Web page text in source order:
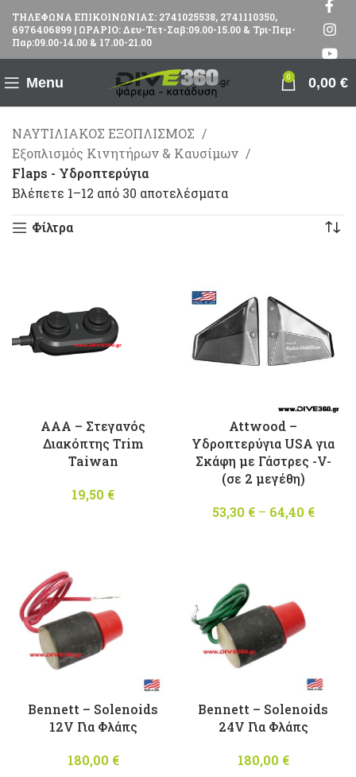
ΤΗΛΕΦΩΝΑ ΕΠΙΚΟΙΝΩΝΙΑΣ: 2741025538, 2741110350,
6976406899 | ΩΡΑΡΙΟ: Δευ-Τετ-Σαβ:09.00-15.00 & Τρι-Πεμ-
Παρ:09.00-14.00 & 17.00-21.00
Menu 0 0,00 €
ΝΑΥΤΙΛΙΑΚΟΣ ΕΞΟΠΛΙΣΜΟΣ
Εξοπλισμός Κινητήρων & Καυσίμων
Flaps - Υδροπτερύγια
Βλέπετε 1–12 από 30 αποτελέσματα
Φίλτρα
AAA – Στεγανός
Διακόπτης Trim
Taiwan
19,50 €
Attwood –
Υδροπτερύγια USA για
Σκάφη με Γάστρες -V-
(σε 2 μεγέθη)
53,30 € – 64,40 €
Bennett – Solenoids
12V Για Φλάπς
180,00 €
Bennett – Solenoids
24V Για Φλάπς
180,00 €